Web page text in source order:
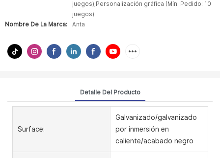
juegos),Personalización gráfica (Mín. Pedido: 10
juegos)
Nombre De La Marca:
Anta
Detalle Del Producto
Surface:
Galvanizado/galvanizado
por inmersión en
caliente/acabado negro